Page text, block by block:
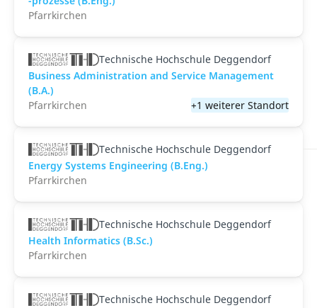
Pfarrkirchen
Technische Hochschule Deggendorf
Business Administration and Service Management
(B.A.)
Pfarrkirchen
+1 weiterer Standort
Technische Hochschule Deggendorf
Energy Systems Engineering (B.Eng.)
Pfarrkirchen
Technische Hochschule Deggendorf
Health Informatics (B.Sc.)
Pfarrkirchen
Technische Hochschule Deggendorf